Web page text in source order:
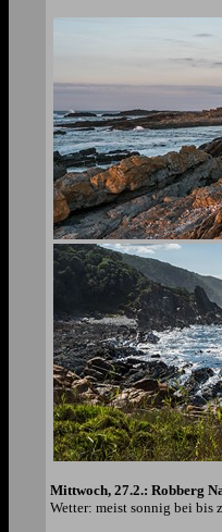
Mittwoch, 27.2.: Robberg
Wetter: meist sonnig bei bis